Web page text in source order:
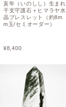
亥年（いのしし）生まれ
干支守護石＋ヒマラヤ水
晶ブレスレット（約8m
m玉/セミオーダー）
¥8,400